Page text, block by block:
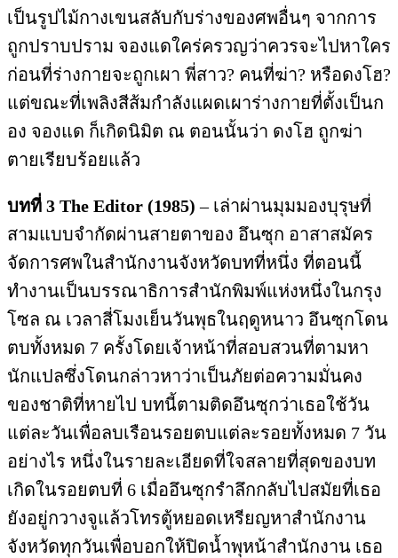
เป็นรูปไม้กางเขนสลับกับร่างของศพอื่นๆ จากการ
ถูกปราบปราม จองแดใคร่ครวญว่าควรจะไปหาใคร
ก่อนที่ร่างกายจะถูกเผา พี่สาว? คนที่ฆ่า? หรือดงโฮ?
แต่ขณะที่เพลิงสีส้มกำลังแผดเผาร่างกายที่ตั้งเป็นก
อง จองแด ก็เกิดนิมิต ณ ตอนนั้นว่า ดงโฮ ถูกฆ่า
ตายเรียบร้อยแล้ว
บทที่ 3 The Editor (1985) – เล่าผ่านมุมมองบุรุษที่
สามแบบจำกัดผ่านสายตาของ อึนซุก อาสาสมัคร
จัดการศพในสำนักงานจังหวัดบทที่หนึ่ง ที่ตอนนี้
ทำงานเป็นบรรณาธิการสำนักพิมพ์แห่งหนึ่งในกรุง
โซล ณ เวลาสี่โมงเย็นวันพุธในฤดูหนาว อึนซุกโดน
ตบทั้งหมด 7 ครั้งโดยเจ้าหน้าที่สอบสวนที่ตามหา
นักแปลซึ่งโดนกล่าวหาว่าเป็นภัยต่อความมั่นคง
ของชาติที่หายไป บทนี้ตามติดอึนซุกว่าเธอใช้วัน
แต่ละวันเพื่อลบเรือนรอยตบแต่ละรอยทั้งหมด 7 วัน
อย่างไร หนึ่งในรายละเอียดที่ใจสลายที่สุดของบท
เกิดในรอยตบที่ 6 เมื่ออึนซุกรำลึกกลับไปสมัยที่เธอ
ยังอยู่กวางจูแล้วโทรตู้หยอดเหรียญหาสำนักงาน
จังหวัดทุกวันเพื่อบอกให้ปิดน้ำพุหน้าสำนักงาน เธอ